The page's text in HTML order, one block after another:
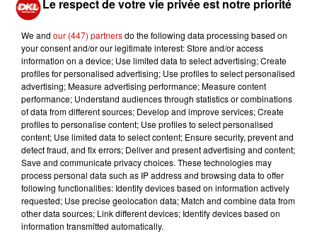
Concert de Noël
Crédit :Concert de Noël
Ajouter à votre calendrier
Le respect de votre vie privée est notre priorité
We and our (447) partnersdo the following data processing based on
your consent and/or our legitimate interest: Store and/or access
information on a device; Use limited data to select advertising; Create
profiles for personalised advertising; Use profiles to select personalised
advertising; Measure advertising performance; Measure content
performance; Understand audiences through statistics or combinations
of data from different sources; Develop and improve services; Create
profiles to personalise content; Use profiles to select personalised
content; Use limited data to select content; Ensure security, prevent and
detect fraud, and fix errors; Deliver and present advertising and content;
Save and communicate privacy choices. These technologies may
process personal data such as IP address and browsing data to offer
following functionalities: Identify devices based on information actively
requested; Use precise geolocation data; Match and combine data from
other data sources; Link different devices; Identify devices based on
information transmitted automatically.